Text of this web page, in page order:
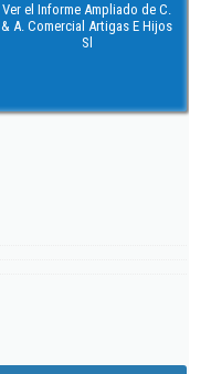
Ver el Informe Ampliado de C.
& A. Comercial Artigas E Hijos
Sl